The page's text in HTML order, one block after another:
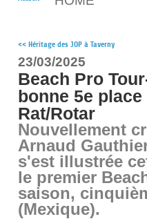
CONTRE LES VIOLENCES
<< Héritage des JOP à Taverny
23/03/2025
Beach Pro
bonne 5e
Rat/Rotar
Nouvellement
Arnaud
s'est illustrée
le premier
saison,
(Mexique).